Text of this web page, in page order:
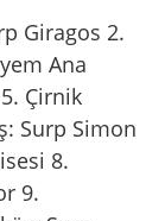
Giragos 2.
Ana
Çirnik
Surp Simon
8.
9.